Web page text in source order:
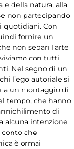
e della natura, alla
non partecipando
quotidiani. Con
fornire un
non separi l’arte
con tutti i
Nel segno di un
l’ego autoriale si
a un montaggio di
tempo, che hanno
di
alcuna intenzione
che
è ormai